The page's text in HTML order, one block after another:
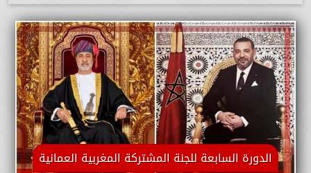
الدورة السابعة للجنة المشتركة المغربية العمانية